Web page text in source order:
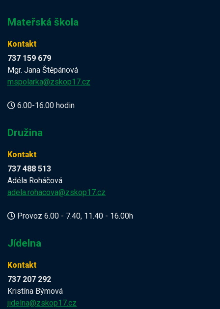
Mateřská škola
Kontakt
737 159 679
Mgr. Jana Štěpánová
mspolarka@zskop17.cz
6.00-16.00 hodin
Družina
Kontakt
737 488 513
Adéla Roháčová
adela.rohacova@zskop17.cz
Provoz 6.00 - 7.40, 11.40 - 16.00h
Jídelna
Kontakt
737 207 292
Kristína Býmová
jidelna@zskop17.cz